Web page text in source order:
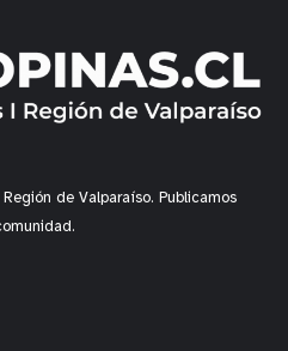
de Valparaíso. Publicamos